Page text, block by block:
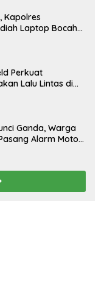
Kapolres
Laptop Bocah
Perkuat
Lalu Lintas di
Ganda, Warga
Alarm Motor